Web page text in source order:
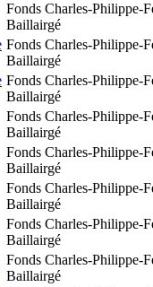
Fonds Charles-Philippe-
Baillairgé
Fonds Charles-Philippe-
Baillairgé
Fonds Charles-Philippe-
Baillairgé
Fonds Charles-Philippe-
Baillairgé
Fonds Charles-Philippe-
Baillairgé
Fonds Charles-Philippe-
Baillairgé
Fonds Charles-Philippe-
Baillairgé
Fonds Charles-Philippe-
Baillairgé